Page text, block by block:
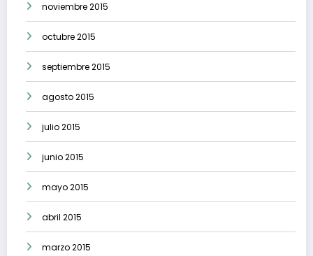
noviembre 2015
octubre 2015
septiembre 2015
agosto 2015
julio 2015
junio 2015
mayo 2015
abril 2015
marzo 2015